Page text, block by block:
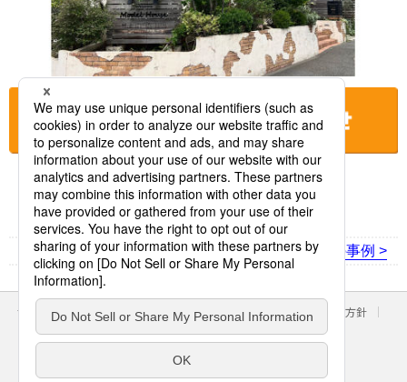
お店に電話をする
< 前の事例 次の事例 >
サイトのご利用にあたって クッキーポリシー
個人情報保護方針
パナソニック ホールディングス
Area/Country